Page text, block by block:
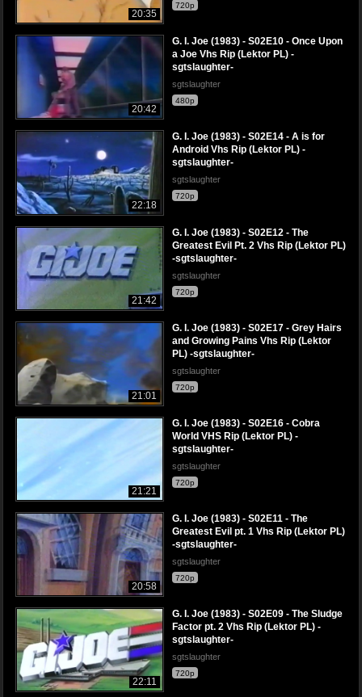
20:35
720p
20:42
G. I. Joe (1983) - S02E10 - Once Upon
a Joe Vhs Rip (Lektor PL) -
sgtslaughter-
sgtslaughter
480p
22:18
G. I. Joe (1983) - S02E14 - A is for
Android Vhs Rip (Lektor PL) -
sgtslaughter-
sgtslaughter
720p
21:42
G. I. Joe (1983) - S02E12 - The
Greatest Evil Pt. 2 Vhs Rip (Lektor PL)
-sgtslaughter-
sgtslaughter
720p
21:01
G. I. Joe (1983) - S02E17 - Grey Hairs
and Growing Pains Vhs Rip (Lektor
PL) -sgtslaughter-
sgtslaughter
720p
21:21
G. I. Joe (1983) - S02E16 - Cobra
World VHS Rip (Lektor PL) -
sgtslaughter-
sgtslaughter
720p
20:58
G. I. Joe (1983) - S02E11 - The
Greatest Evil pt. 1 Vhs Rip (Lektor PL)
-sgtslaughter-
sgtslaughter
720p
22:11
G. I. Joe (1983) - S02E09 - The Sludge
Factor pt. 2 Vhs Rip (Lektor PL) -
sgtslaughter-
sgtslaughter
720p